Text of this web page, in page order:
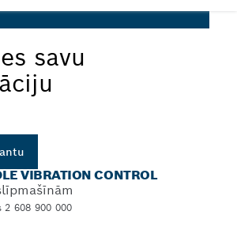
savu
VIBRATION CONTROL
2 608 900 000